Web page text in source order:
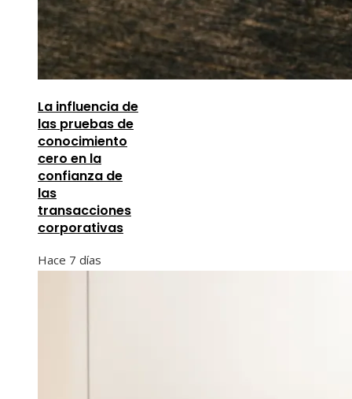
La influencia de
las pruebas de
conocimiento
cero en la
confianza de
las
transacciones
corporativas
Hace 7 días